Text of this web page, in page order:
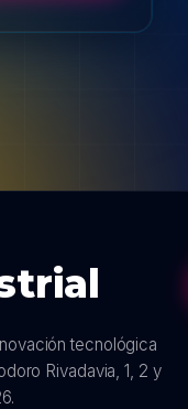
tecnológica
Rivadavia, 1, 2 y